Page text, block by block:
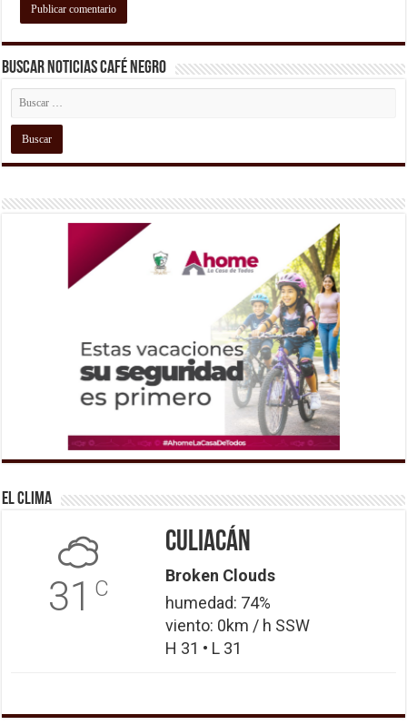
Buscar Noticias Café Negro
El Clima
31 C
Culiacán
Broken Clouds
humedad: 74%
viento: 0km / h SSW
H 31 • L 31